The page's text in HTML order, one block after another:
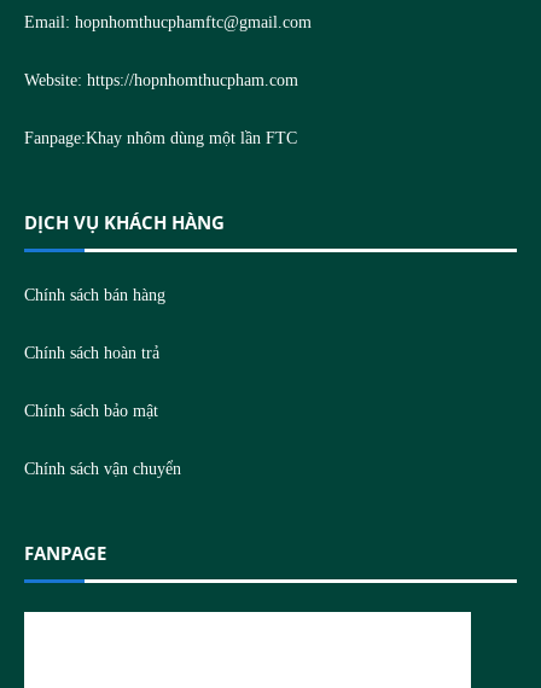
Email: hopnhomthucphamftc@gmail.com
Website: https://hopnhomthucpham.com
Fanpage:Khay nhôm dùng một lần FTC
DỊCH VỤ KHÁCH HÀNG
Chính sách bán hàng
Chính sách hoàn trả
Chính sách bảo mật
Chính sách vận chuyển
FANPAGE